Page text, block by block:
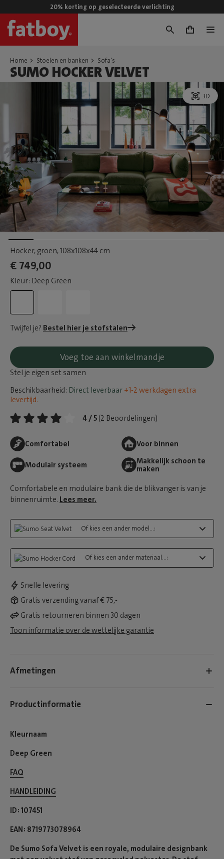
20% korting op geselecteerde verlichting
0
Home Stoelen en banken Sofa's
SUMO HOCKER VELVET
3D
Hocker, groen, 108x108x44 cm
€ 749,00
Kleur: Deep Green
Twijfel je? Bestel hier je stofstalen
Voeg toe aan winkelmandje
Stel je eigen set samen
Beschikbaarheid: Direct leverbaar +1-2 werkdagen extra
levertijd.
4 / 5 (2 Beoordelingen)
Comfortabel Voor binnen
Modulair systeem
Makkelijk schoon te
maken
Comfortabele en modulaire bank die de blikvanger is van je
binnenruimte. Lees meer.
Of kies een ander model...:
Of kies een ander materiaal...:
Snelle levering
Gratis verzending vanaf € 75,-
Gratis retourneren binnen 30 dagen
Toon informatie over de wettelijke garantie
Afmetingen
Productinformatie
Kleurnaam
Deep Green
FAQ
HANDLEIDING
ID 107451
EAN 8719773078964
De Sumo Sofa Velvet is een royale, modulaire designbank